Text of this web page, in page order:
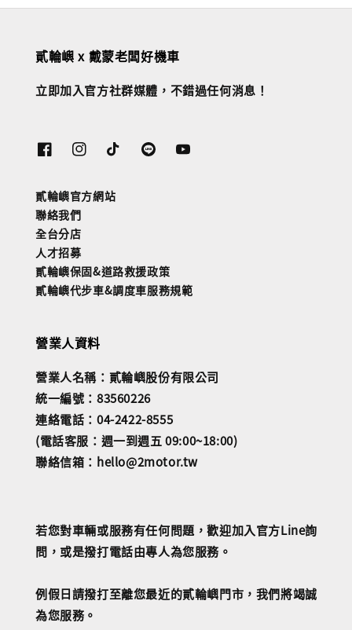
貳輪嶼 x 戴蒙老闆好機車
立即加入官方社群媒體，不錯過任何消息！
貳輪嶼官方網站
聯絡我們
全台分店
人才招募
貳輪嶼保固&道路救援政策
貳輪嶼代步車&調度車服務規範
營業人資料
營業人名稱：貳輪嶼股份有限公司
統一編號：83560226
連絡電話：04-2422-8555
(電話客服：週一到週五 09:00~18:00)
聯絡信箱：hello@2motor.tw
若您對車輛或服務有任何問題，歡迎加入官方Line詢
問，或是撥打電話由專人為您服務。
例假日請撥打至離您最近的貳輪嶼門市，我們將竭誠
為您服務。